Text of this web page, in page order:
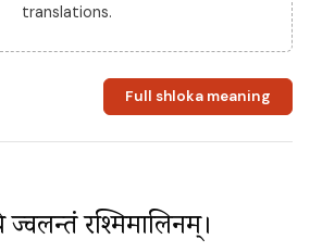
translations.
Full shloka meaning
ज्वलन्तं रश्मिमालिनम्।